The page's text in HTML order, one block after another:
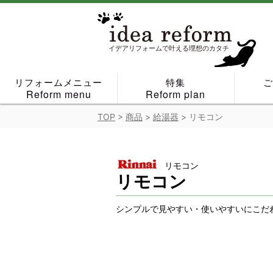
Skip
イデアリフォームで叶える理想のカタチ
リフォームメニュー
Reform menu
特集
Reform plan
TOP > 商品 > 給湯器 > リモコン
リモコン
リモコン
シンプルで見やすい・使いやすいにこだ